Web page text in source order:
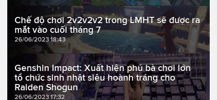
Chế độ chơi 2v2v2v2 trong LMHT sẽ được ra
mắt vào cuối tháng 7
26/06/2023 18:43
Genshin Impact: Xuất hiện phú bà chơi lớn
tổ chức sinh nhật siêu hoành tráng cho
Raiden Shogun
26/06/2023 17:32